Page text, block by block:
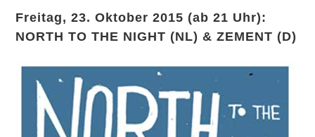
Freitag, 23. Oktober 2015 (ab 21 Uhr):
NORTH TO THE NIGHT (NL) & ZEMENT (D)